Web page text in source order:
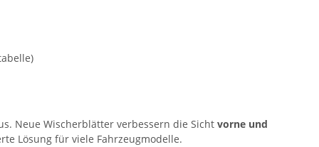
Neue Wischerblätter verbessern die Sicht vorne und
Lösung für viele Fahrzeugmodelle.